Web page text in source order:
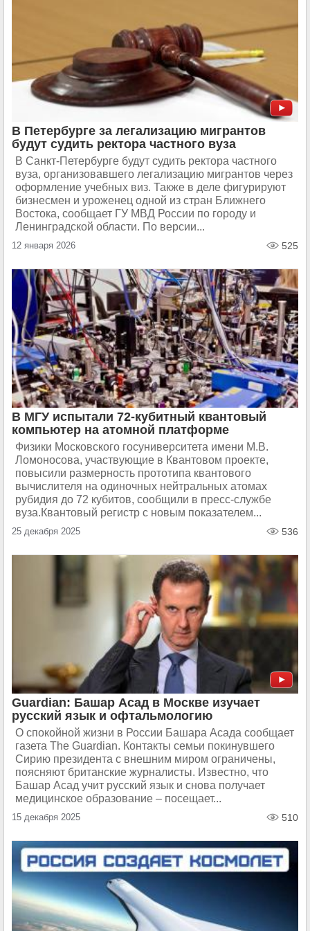
В Петербурге за легализацию мигрантов
будут судить ректора частного вуза
В Санкт-Петербурге будут судить ректора частного
вуза, организовавшего легализацию мигрантов через
оформление учебных виз. Также в деле фигурируют
бизнесмен и уроженец одной из стран Ближнего
Востока, сообщает ГУ МВД России по городу и
Ленинградской области. По версии...
12 января 2026 525
В МГУ испытали 72-кубитный квантовый
компьютер на атомной платформе
Физики Московского госуниверситета имени М.В.
Ломоносова, участвующие в Квантовом проекте,
повысили размерность прототипа квантового
вычислителя на одиночных нейтральных атомах
рубидия до 72 кубитов, сообщили в пресс-службе
вуза.Квантовый регистр с новым показателем...
25 декабря 2025 536
Guardian: Башар Асад в Москве изучает
русский язык и офтальмологию
О спокойной жизни в России Башара Асада сообщает
газета The Guardian. Контакты семьи покинувшего
Сирию президента с внешним миром ограничены,
поясняют британские журналисты. Известно, что
Башар Асад учит русский язык и снова получает
медицинское образование – посещает...
15 декабря 2025 510